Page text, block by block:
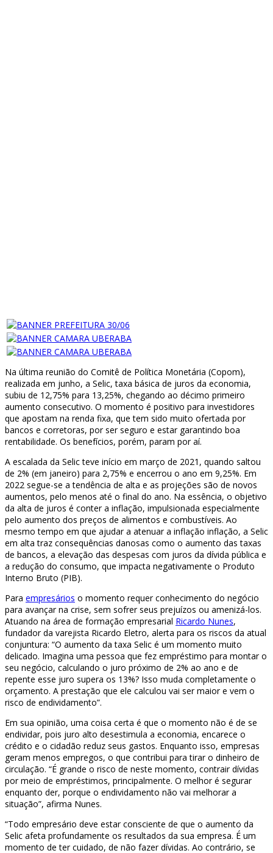
Na última reunião do Comitê de Política Monetária (Copom),
realizada em junho, a Selic, taxa básica de juros da economia,
subiu de 12,75% para 13,25%, chegando ao décimo primeiro
aumento consecutivo. O momento é positivo para investidores
que apostam na renda fixa, que tem sido muito ofertada por
bancos e corretoras, por ser seguro e estar garantindo boa
rentabilidade. Os benefícios, porém, param por aí.
A escalada da Selic teve início em março de 2021, quando saltou
de 2% (em janeiro) para 2,75% e encerrou o ano em 9,25%. Em
2022 segue-se a tendência de alta e as projeções são de novos
aumentos, pelo menos até o final do ano. Na essência, o objetivo
da alta de juros é conter a inflação, impulsionada especialmente
pelo aumento dos preços de alimentos e combustíveis. Ao
mesmo tempo em que ajudar a atenuar a inflação inflação, a Selic
em alta traz consequências danosas como o aumento das taxas
de bancos, a elevação das despesas com juros da dívida pública e
a redução do consumo, que impacta negativamente o Produto
Interno Bruto (PIB).
Para empresários o momento requer conhecimento do negócio
para avançar na crise, sem sofrer seus prejuízos ou amenizá-los.
Atuando na área de formação empresarial Ricardo Nunes,
fundador da varejista Ricardo Eletro, alerta para os riscos da atual
conjuntura: “O aumento da taxa Selic é um momento muito
delicado. Imagina uma pessoa que fez empréstimo para montar o
seu negócio, calculando o juro próximo de 2% ao ano e de
repente esse juro supera os 13%? Isso muda completamente o
orçamento. A prestação que ele calculou vai ser maior e vem o
risco de endividamento”.
Em sua opinião, uma coisa certa é que o momento não é de se
endividar, pois juro alto desestimula a economia, encarece o
crédito e o cidadão reduz seus gastos. Enquanto isso, empresas
geram menos empregos, o que contribui para tirar o dinheiro de
circulação. “É grande o risco de neste momento, contrair dívidas
por meio de empréstimos, principalmente. O melhor é segurar
enquanto der, porque o endividamento não vai melhorar a
situação”, afirma Nunes.
“Todo empresário deve estar consciente de que o aumento da
Selic afeta profundamente os resultados da sua empresa. É um
momento de ter cuidado, de não fazer dívidas. Ao contrário, se